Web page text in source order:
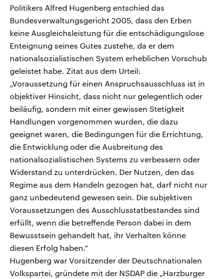
Politikers Alfred Hugenberg entschied das
Bundesverwaltungsgericht 2005, dass den Erben
keine Ausgleichsleistung für die entschädigungslose
Enteignung seines Gutes zustehe, da er dem
nationalsozialistischen System erheblichen Vorschub
geleistet habe. Zitat aus dem Urteil:
„Voraussetzung für einen Anspruchsausschluss ist in
objektiver Hinsicht, dass nicht nur gelegentlich oder
beiläufig, sondern mit einer gewissen Stetigkeit
Handlungen vorgenommen wurden, die dazu
geeignet waren, die Bedingungen für die Errichtung,
die Entwicklung oder die Ausbreitung des
nationalsozialistischen Systems zu verbessern oder
Widerstand zu unterdrücken. Der Nutzen, den das
Regime aus dem Handeln gezogen hat, darf nicht nur
ganz unbedeutend gewesen sein. Die subjektiven
Voraussetzungen des Ausschlusstatbestandes sind
erfüllt, wenn die betreffende Person dabei in dem
Bewusstsein gehandelt hat, ihr Verhalten könne
diesen Erfolg haben.“
Hugenberg war Vorsitzender der Deutschnationalen
Volkspartei, gründete mit der NSDAP die „Harzburger